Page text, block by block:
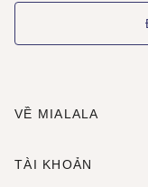
VỀ MIALALA
TÀI KHOẢN